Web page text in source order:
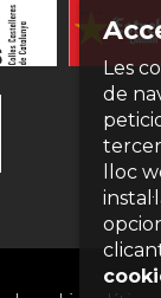
Les
de
lloc